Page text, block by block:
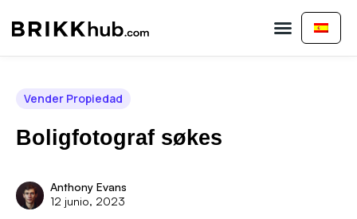
Vender Propiedad
Boligfotograf søkes
Anthony Evans
12 junio, 2023